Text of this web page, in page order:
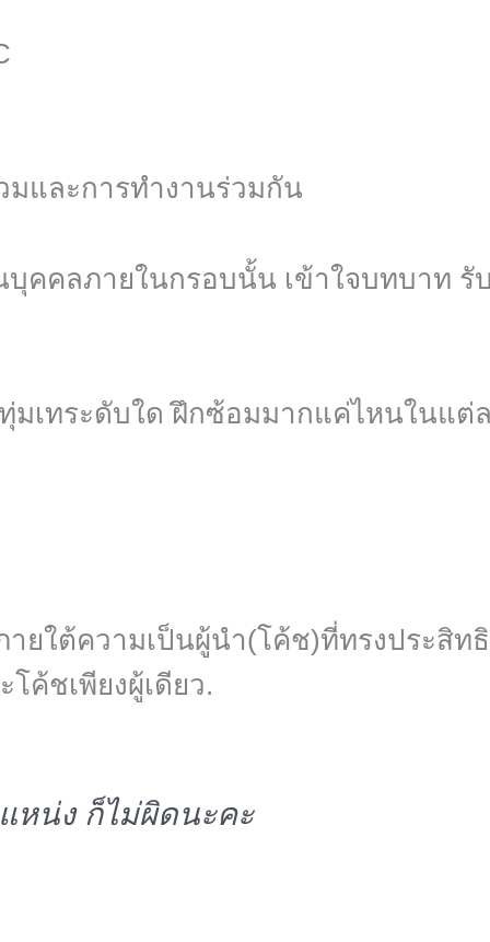
มและการทำงานร่วมกัน
คคลภายในกรอบนั้น เข้าใจบทบาท
มเทระดับใด ฝึกซ้อมมากแค่ไหนในแต่
ยใต้ความเป็นผู้นำ(โค้ช)ที่ทรงประสิ
ค้ชเพียงผู้เดียว.
หน่ง ก็ไม่ผิดนะคะ